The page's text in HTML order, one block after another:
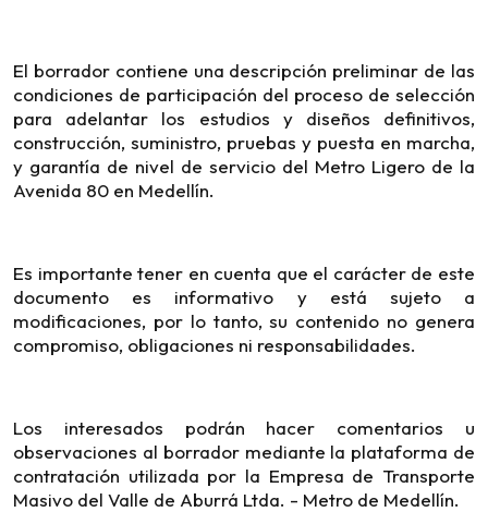
El borrador contiene una descripción preliminar de las
condiciones de participación del proceso de selección
para adelantar los estudios y diseños definitivos,
construcción, suministro, pruebas y puesta en marcha,
y garantía de nivel de servicio del Metro Ligero de la
Avenida 80 en Medellín.
Es importante tener en cuenta que el carácter de este
documento es informativo y está sujeto a
modificaciones, por lo tanto, su contenido no genera
compromiso, obligaciones ni responsabilidades.
Los interesados podrán hacer comentarios u
observaciones al borrador mediante la plataforma de
contratación utilizada por la Empresa de Transporte
Masivo del Valle de Aburrá Ltda. - Metro de Medellín.